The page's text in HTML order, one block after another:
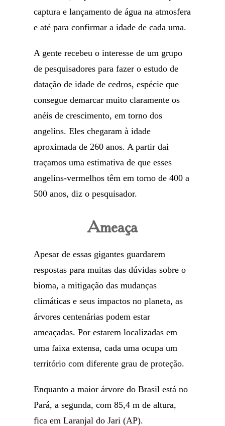
captura e lançamento de água na atmosfera
e até para confirmar a idade de cada uma.
A gente recebeu o interesse de um grupo
de pesquisadores para fazer o estudo de
datação de idade de cedros, espécie que
consegue demarcar muito claramente os
anéis de crescimento, em torno dos
angelins. Eles chegaram à idade
aproximada de 260 anos. A partir dai
traçamos uma estimativa de que esses
angelins-vermelhos têm em torno de 400 a
500 anos, diz o pesquisador.
Ameaça
Apesar de essas gigantes guardarem
respostas para muitas das dúvidas sobre o
bioma, a mitigação das mudanças
climáticas e seus impactos no planeta, as
árvores centenárias podem estar
ameaçadas. Por estarem localizadas em
uma faixa extensa, cada uma ocupa um
território com diferente grau de proteção.
Enquanto a maior árvore do Brasil está no
Pará, a segunda, com 85,4 m de altura,
fica em Laranjal do Jari (AP).